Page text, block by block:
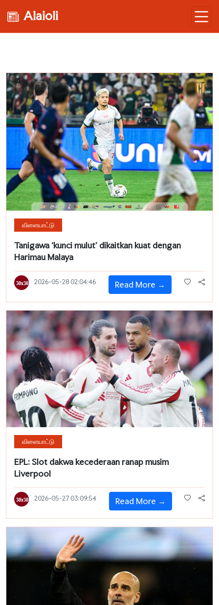
Alaioli
விளையாட்டு
Tanigawa ‘kunci mulut’ dikaitkan kuat dengan
Harimau Malaya
2026-05-28 02:04:46 Read More →
விளையாட்டு
EPL: Slot dakwa kecederaan ranap musim
Liverpool
2026-05-27 03:09:54 Read More →